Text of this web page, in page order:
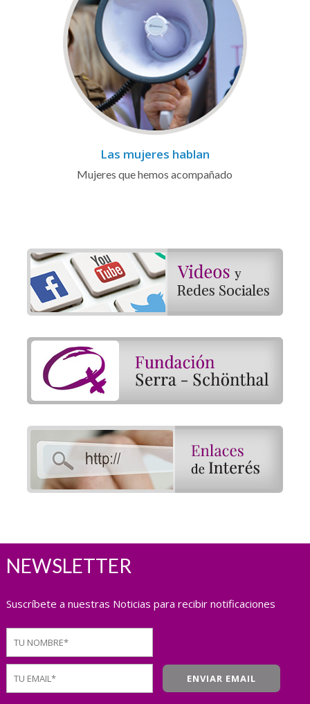
Las mujeres hablan
Mujeres que hemos acompañado
NEWSLETTER
Suscríbete a nuestras Noticias para recibir notificaciones